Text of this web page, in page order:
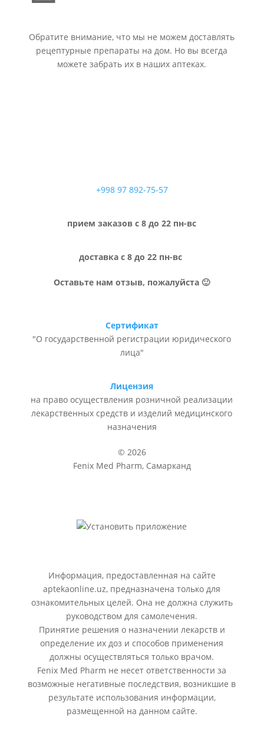
Обратите внимание, что мы не можем доставлять
рецептурные препараты на дом. Но вы всегда
можете забрать их в наших аптеках.
+998 97 892-75-57
прием заказов с 8 до 22 пн-вс
доставка с 8 до 22 пн-вс
Оставьте нам отзыв, пожалуйста 🙂
Сертификат
"О государственной регистрации юридического
лица"
Лицензия
на право осуществления розничной реализации
лекарственных средств и изделий медицинского
назначения
© 2026
Fenix Med Pharm, Самарканд
Информация, предоставленная на сайте
aptekaonline.uz, предназначена только для
ознакомительных целей. Она не должна служить
руководством для самолечения.
Принятие решения о назначении лекарств и
определение их доз и способов применения
должны осуществляться только врачом.
Fenix Med Pharm не несет ответственности за
возможные негативные последствия, возникшие в
результате использования информации,
размещенной на данном сайте.